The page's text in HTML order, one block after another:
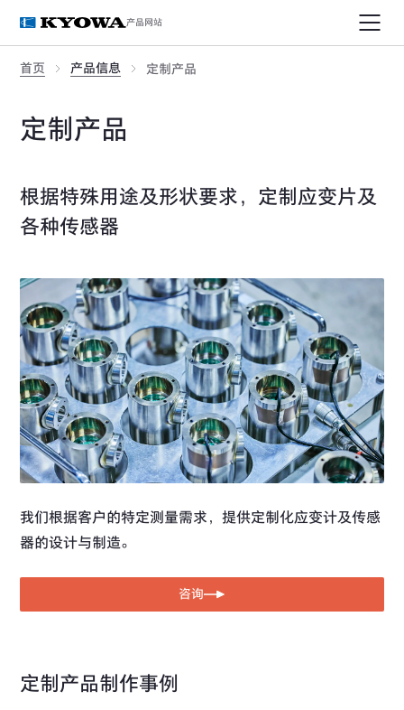
产品网站
首页 产品信息 定制产品
定制产品
根据特殊用途及形状要求，定制应变片及
各种传感器
我们根据客户的特定测量需求，提供定制化应变计及传感
器的设计与制造。
咨询
定制产品制作事例